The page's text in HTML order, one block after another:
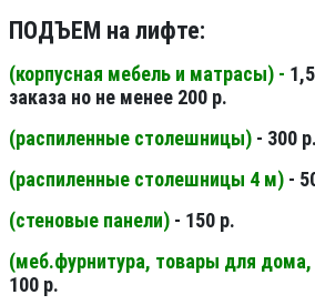
ПОДЪЕМ на лифте:
(корпусная мебель и матрасы) -
заказа но не менее 200 р.
(распиленные столешницы) - 300 р.
(распиленные столешницы 4 м) -
(стеновые панели) - 150 р.
(меб.фурнитура, товары для дома,
100 р.